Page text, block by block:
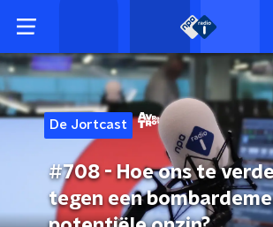
De Jortcast
#708 - Hoe ons te
tegen een